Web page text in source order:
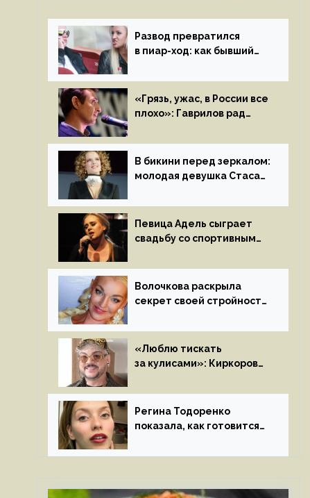
Развод превратился
в пиар-ход: как бывший
популярной
«Грязь, ужас, в России все
плохо»: Гаврилов рад
иноагентов
В бикини перед зеркалом:
молодая девушка Стаса
на камеру
Певица Адель сыграет
свадьбу со спортивным
этим летом
Волочкова раскрыла
секрет своей стройности:
страстные…»
«Люблю тискать
за кулисами»: Киркоров
к молодой особе
Регина Тодоренко
показала, как готовится
ребенка